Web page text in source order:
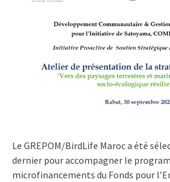
Le GREPOM/BirdLife Maroc a été
dernier pour accompagner le
microfinancements du Fonds pour